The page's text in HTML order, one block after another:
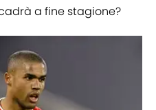
a fine stagione?